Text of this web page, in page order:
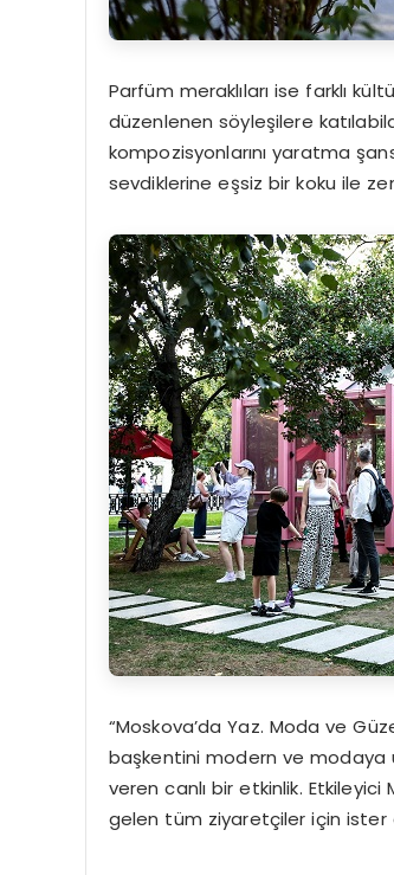
Parfüm meraklıları ise farklı
düzenlenen söyleşilere
kompozisyonlarını yaratma
sevdiklerine eşsiz bir koku ile
“Moskova’da Yaz. Moda ve
başkentini modern ve modaya
veren canlı bir etkinlik.
gelen tüm ziyaretçiler için ister